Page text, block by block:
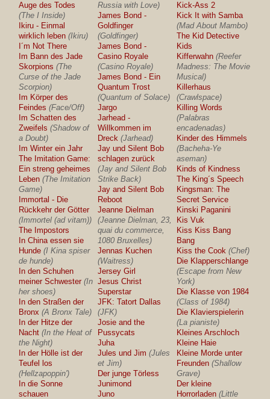
Auge des Todes
(The I Inside)
Ikiru - Einmal
wirklich leben (Ikiru)
I´m Not There
Im Bann des Jade
Skorpions (The
Curse of the Jade
Scorpion)
Im Körper des
Feindes (Face/Off)
Im Schatten des
Zweifels (Shadow of
a Doubt)
Im Winter ein Jahr
The Imitation Game:
Ein streng geheimes
Leben (The Imitation
Game)
Immortal - Die
Rückkehr der Götter
(Immortel (ad vitam))
The Impostors
In China essen sie
Hunde (I Kina spiser
de hunde)
In den Schuhen
meiner Schwester (In
her shoes)
In den Straßen der
Bronx (A Bronx Tale)
In der Hitze der
Nacht (In the Heat of
the Night)
In der Hölle ist der
Teufel los
(Hellzapoppin')
In die Sonne
schauen
Russia with Love)
James Bond -
Goldfinger
(Goldfinger)
James Bond -
Casino Royale
(Casino Royale)
James Bond - Ein
Quantum Trost
(Quantum of Solace)
Jargo
Jarhead -
Willkommen im
Dreck (Jarhead)
Jay und Silent Bob
schlagen zurück
(Jay and Silent Bob
Strike Back)
Jay and Silent Bob
Reboot
Jeanne Dielman
(Jeanne Dielman, 23,
quai du commerce,
1080 Bruxelles)
Jennas Kuchen
(Waitress)
Jersey Girl
Jesus Christ
Superstar
JFK: Tatort Dallas
(JFK)
Josie and the
Pussycats
Juha
Jules und Jim (Jules
et Jim)
Der junge Törless
Junimond
Juno
Kick-Ass 2
Kick It with Samba
(Mad About Mambo)
The Kid Detective
Kids
Kifferwahn (Reefer
Madness: The Movie
Musical)
Killerhaus
(Crawlspace)
Killing Words
(Palabras
encadenadas)
Kinder des Himmels
(Bacheha-Ye
aseman)
Kinds of Kindness
The King´s Speech
Kingsman: The
Secret Service
Kinski Paganini
Kis Vuk
Kiss Kiss Bang
Bang
Kiss the Cook (Chef)
Die Klapperschlange
(Escape from New
York)
Die Klasse von 1984
(Class of 1984)
Die Klavierspielerin
(La pianiste)
Kleines Arschloch
Kleine Haie
Kleine Morde unter
Freunden (Shallow
Grave)
Der kleine
Horrorladen (Little